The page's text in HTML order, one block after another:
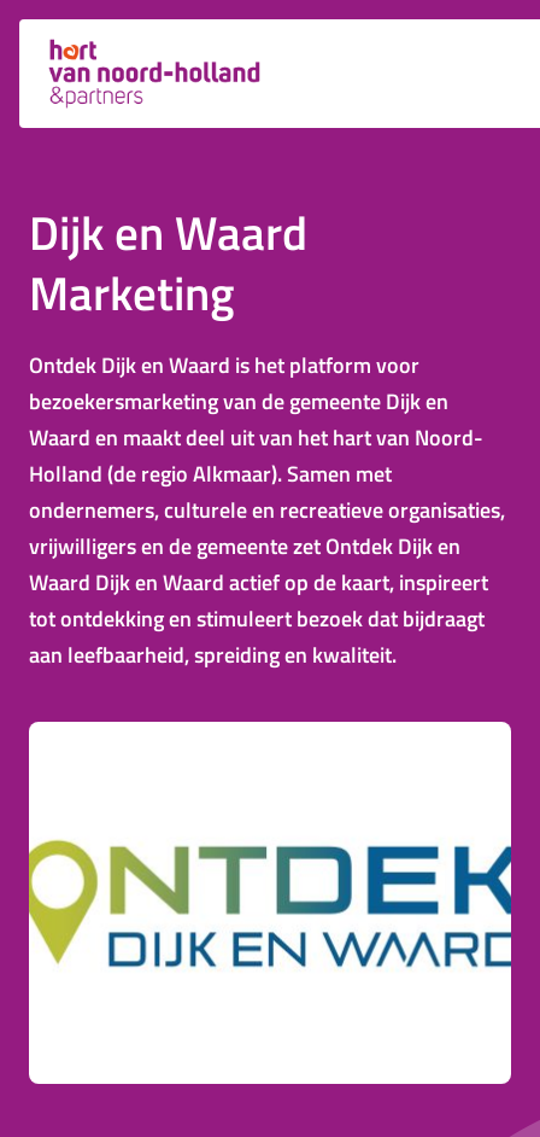
Dijk en Waard
Marketing
Ontdek Dijk en Waard is het platform voor
bezoekersmarketing van de gemeente Dijk en
Waard en maakt deel uit van het hart van Noord-
Holland (de regio Alkmaar). Samen met
ondernemers, culturele en recreatieve organisaties,
vrijwilligers en de gemeente zet Ontdek Dijk en
Waard Dijk en Waard actief op de kaart, inspireert
tot ontdekking en stimuleert bezoek dat bijdraagt
aan leefbaarheid, spreiding en kwaliteit.